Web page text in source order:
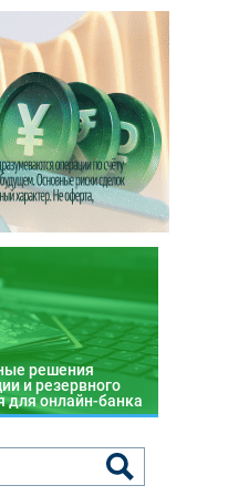
решения
и резервного
для онлайн-банка